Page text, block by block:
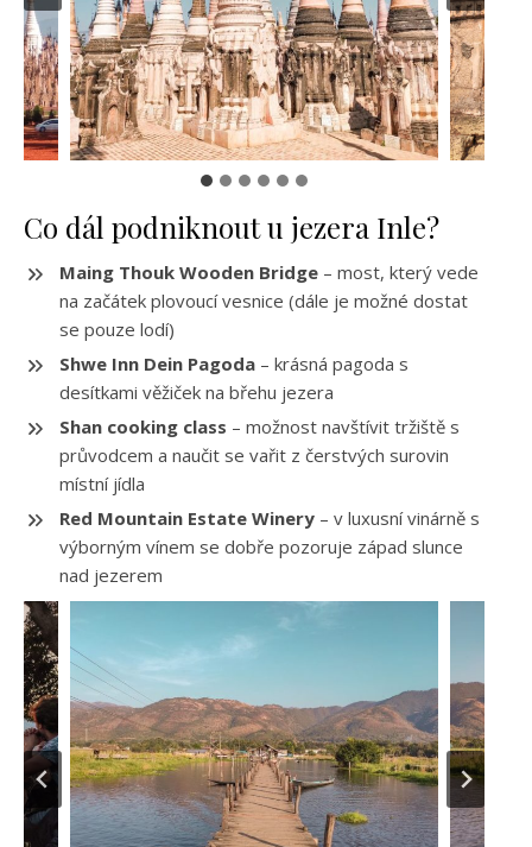
Co dál podniknout u jezera Inle?
Maing Thouk Wooden Bridge – most, který vede
na začátek plovoucí vesnice (dále je možné dostat
se pouze lodí)
Shwe Inn Dein Pagoda – krásná pagoda s
desítkami věžiček na břehu jezera
Shan cooking class – možnost navštívit tržiště s
průvodcem a naučit se vařit z čerstvých surovin
místní jídla
Red Mountain Estate Winery – v luxusní vinárně s
výborným vínem se dobře pozoruje západ slunce
nad jezerem